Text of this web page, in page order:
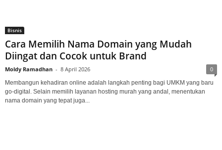
Bisnis
Cara Memilih Nama Domain yang Mudah
Diingat dan Cocok untuk Brand
Moldy Ramadhan - 8 April 2026 0
Membangun kehadiran online adalah langkah penting bagi UMKM yang baru
go-digital. Selain memilih layanan hosting murah yang andal, menentukan
nama domain yang tepat juga...